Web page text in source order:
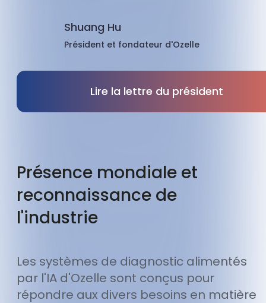
Shuang Hu
Président et fondateur d'Ozelle
Lire la lettre du président
Présence mondiale et
reconnaissance de
l'industrie
Les systèmes de diagnostic alimentés
par l'IA d'Ozelle sont conçus pour
répondre aux divers besoins en matière